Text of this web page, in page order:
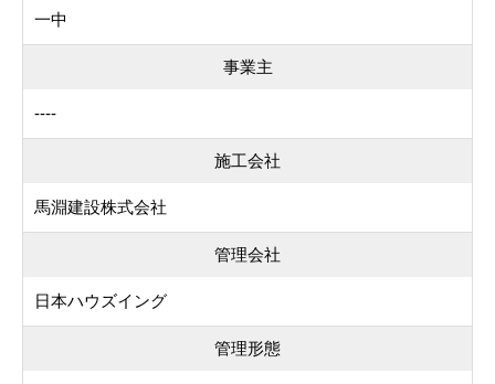
一中
事業主
----
施工会社
馬淵建設株式会社
管理会社
日本ハウズイング
管理形態